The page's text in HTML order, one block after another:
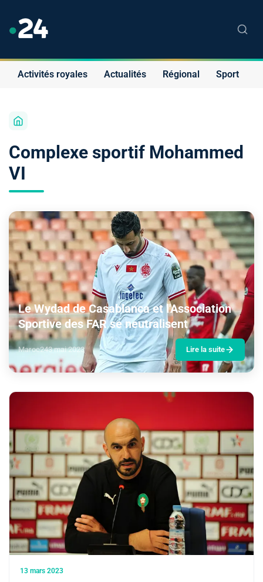
Activités royales Actualités Régional Sport
Complexe sportif Mohammed
VI
Le Wydad de Casablanca et l'Association
Sportive des FAR se neutralisent
Maroc243 mai 2023 Lire la suite
13 mars 2023